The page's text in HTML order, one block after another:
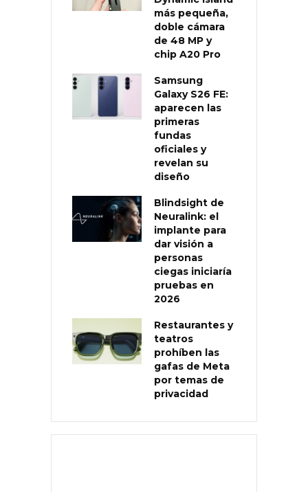
más pequeña,
doble cámara
de 48 MP y
chip A20 Pro
Samsung
Galaxy S26 FE:
aparecen las
primeras
fundas
oficiales y
revelan su
diseño
Blindsight de
Neuralink: el
implante para
dar visión a
personas
ciegas iniciaría
pruebas en
2026
Restaurantes y
teatros
prohíben las
gafas de Meta
por temas de
privacidad